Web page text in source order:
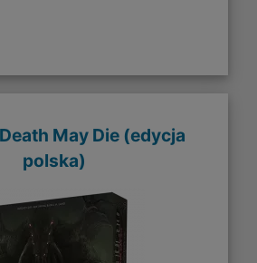
May Die (edycja
polska)